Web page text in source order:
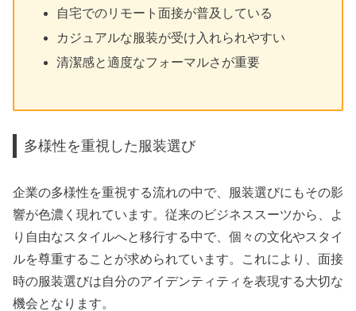
自宅でのリモート面接が普及している
カジュアルな服装が受け入れられやすい
清潔感と適度なフォーマルさが重要
多様性を重視した服装選び
企業の多様性を重視する流れの中で、服装選びにもその影
響が色濃く現れています。従来のビジネススーツから、よ
り自由なスタイルへと移行する中で、個々の文化やスタイ
ルを尊重することが求められています。これにより、面接
時の服装選びは自分のアイデンティティを表現する大切な
機会となります。